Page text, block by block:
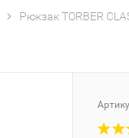
Рюкзак TORBER